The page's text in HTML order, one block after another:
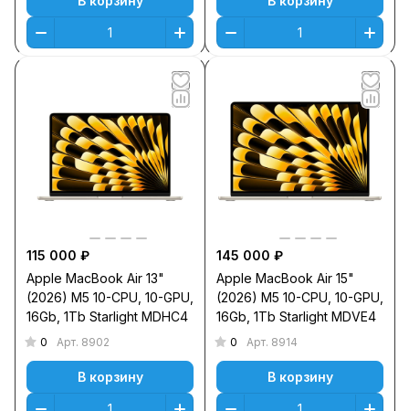
115 000 ₽
Apple MacBook Air 13"
(2026) M5 10-CPU, 10-GPU,
16Gb, 1Тb Starlight MDHC4
0 Арт. 8902
В корзину
145 000 ₽
Apple MacBook Air 15"
(2026) M5 10-CPU, 10-GPU,
16Gb, 1Тb Starlight MDVE4
0 Арт. 8914
В корзину